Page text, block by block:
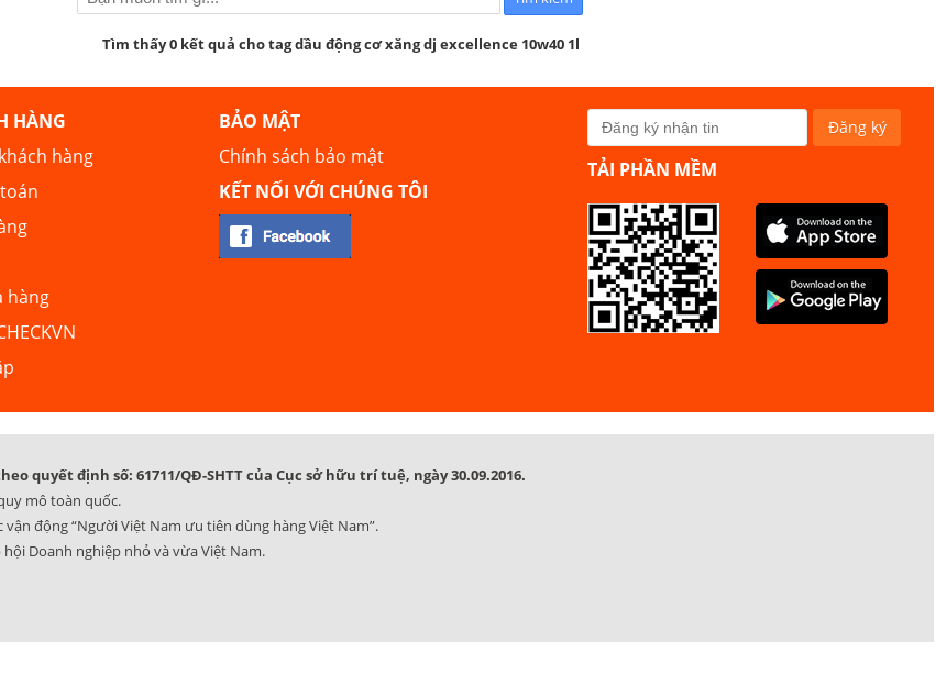
Tìm thấy 0 kết quả cho tag dầu động cơ xăng dj excellence 10w40 1l
HÀNG
hàng
hàng
BẢO MẬT
Chính sách bảo mật
KẾT NỐI VỚI CHÚNG TÔI
TẢI PHẦN MỀM
quyết định số: 61711/QĐ-SHTT của Cục sở hữu trí tuệ, ngày 30.09.2016.
mô toàn quốc.
vận động “Người Việt Nam ưu tiên dùng hàng Việt Nam”.
Doanh nghiệp nhỏ và vừa Việt Nam.